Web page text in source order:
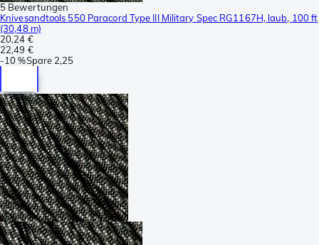
5 Bewertungen
Knivesandtools 550 Paracord Type III Military Spec RG1167H, laub, 100 ft
(30,48 m)
20,24 €
22,49 €
-10 %Spare 2,25